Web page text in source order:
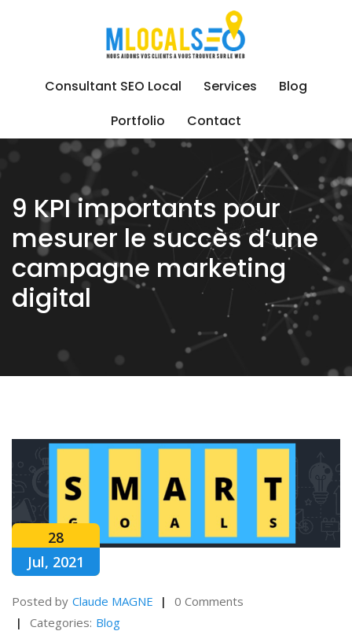
Consultant SEO Local Services
Blog
Portfolio
Contact
9 KPI importants pour
mesurer le succès d’une
campagne marketing
digital
28
Jul, 2021
Posted by Claude MAGNE
0 Comments
Categories: Blog